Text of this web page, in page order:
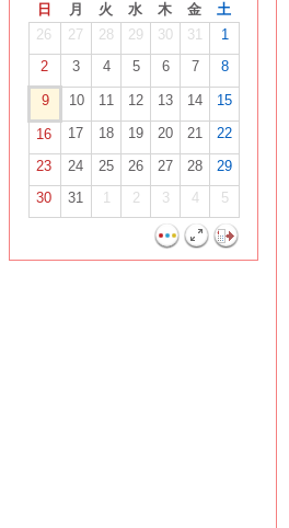
日 月 火 水 木 金
土
26
27 28 29 30 31
1
2
3 4 5 6 7 8
9 10 11 12 13 14 15
16 17 18 19 20 21
22
23
24 25 26 27 28
29
30
31 1 2 3 4 5